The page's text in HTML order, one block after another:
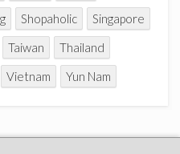
Shopaholic
Singapore
Taiwan
Thailand
Vietnam Yun Nam